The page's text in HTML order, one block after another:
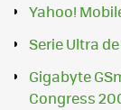
Yahoo!
Serie Ultra
Gigabyte
Congress